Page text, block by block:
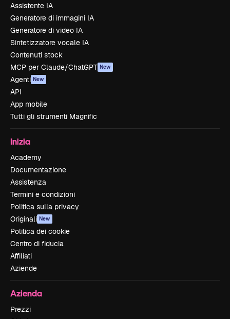
Assistente IA
Generatore di immagini IA
Generatore di video IA
Sintetizzatore vocale IA
Contenuti stock
MCP per Claude/ChatGPT New
Agenti New
API
App mobile
Tutti gli strumenti Magnific
Inizia
Academy
Documentazione
Assistenza
Termini e condizioni
Politica sulla privacy
Originali New
Politica dei cookie
Centro di fiducia
Affiliati
Aziende
Azienda
Prezzi